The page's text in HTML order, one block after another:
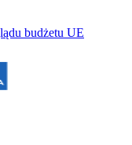
budżetu UE